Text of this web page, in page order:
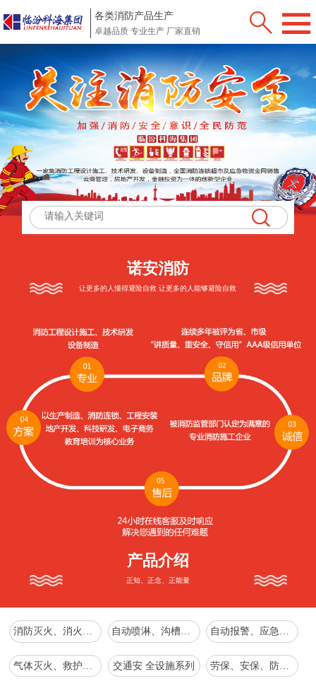
各类消防产品生产
卓越品质 专业生产 厂家直销
诺安消防
让更多的人懂得避险自救 让更多的人能够避险自救
产品介绍
正知、正念、正能量
消防灭火、消火栓系列 自动喷淋、沟槽管件、增压稳压、消防水箱系列 自动报警、应急照明、疏散指示、防火、防排烟通风系列
气体灭火、救护、应急抢救救援、工具系列 交通安 全设施系列 劳保、安保、防爆、森防系列